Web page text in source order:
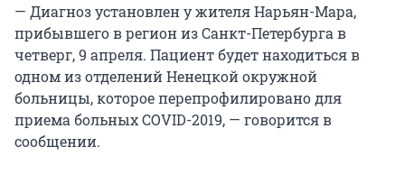
— Диагноз установлен у жителя Нарьян-Мара,
прибывшего в регион из Санкт-Петербурга в
четверг, 9 апреля. Пациент будет находиться в
одном из отделений Ненецкой окружной
больницы, которое перепрофилировано для
приема больных COVID-2019, — говорится в
сообщении.